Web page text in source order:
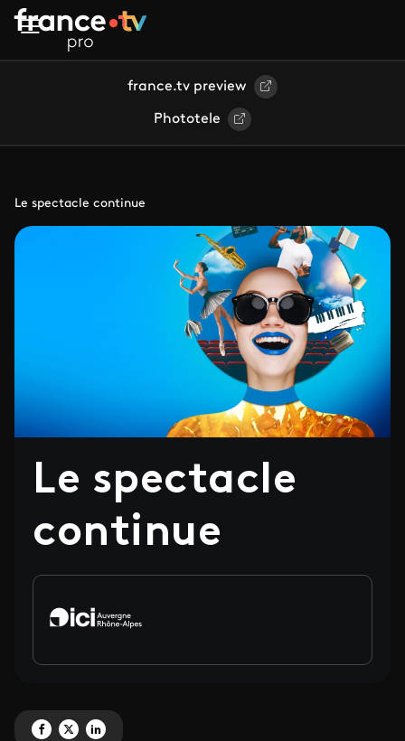
Aller au contenu principal
france.tv preview
Phototele
Le spectacle continue
Le spectacle
continue
Partagez 'Le spectacle continue' sur Facebook
Partagez 'Le spectacle continue' sur X
Partagez 'Le spectacle continue' sur LinkedIn